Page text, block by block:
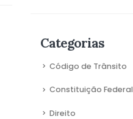
Categorias
Código de Trânsito
Constituição Federal
Direito